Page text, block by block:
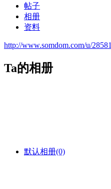
帖子
相册
资料
http://www.somdom.com/u/28581
Ta的相册
默认相册(0)